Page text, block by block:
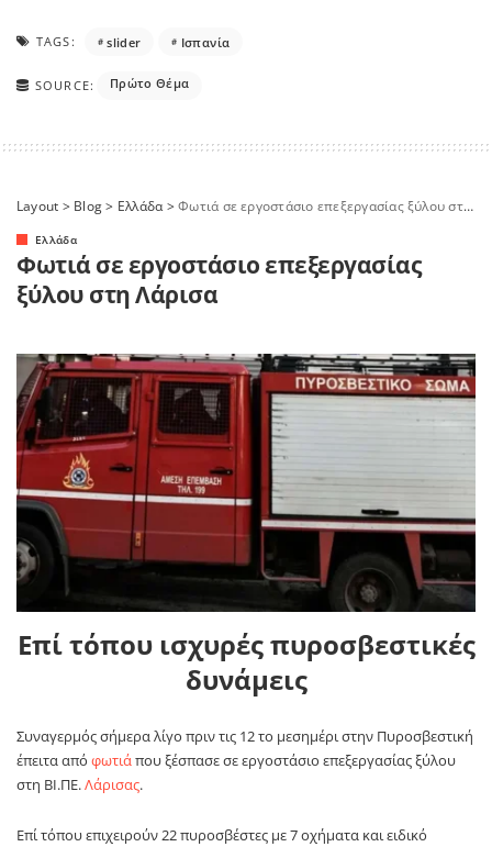
TAGS: slider Ισπανία
SOURCE: Πρώτο Θέμα
Layout > Blog> Ελλάδα>Φωτιά σε εργοστάσιο επεξεργασίας ξύλου στη Λάρισα
Ελλάδα
Φωτιά σε εργοστάσιο επεξεργασίας
ξύλου στη Λάρισα
Επί τόπου ισχυρές πυροσβεστικές
δυνάμεις
Συναγερμός σήμερα λίγο πριν τις 12 το μεσημέρι στην Πυροσβεστική
έπειτα από φωτιάπου ξέσπασε σε εργοστάσιο επεξεργασίας ξύλου
στη ΒΙ.ΠΕ.Λάρισας.
Επί τόπου επιχειρούν 22 πυροσβέστες με 7 οχήματα και ειδικό